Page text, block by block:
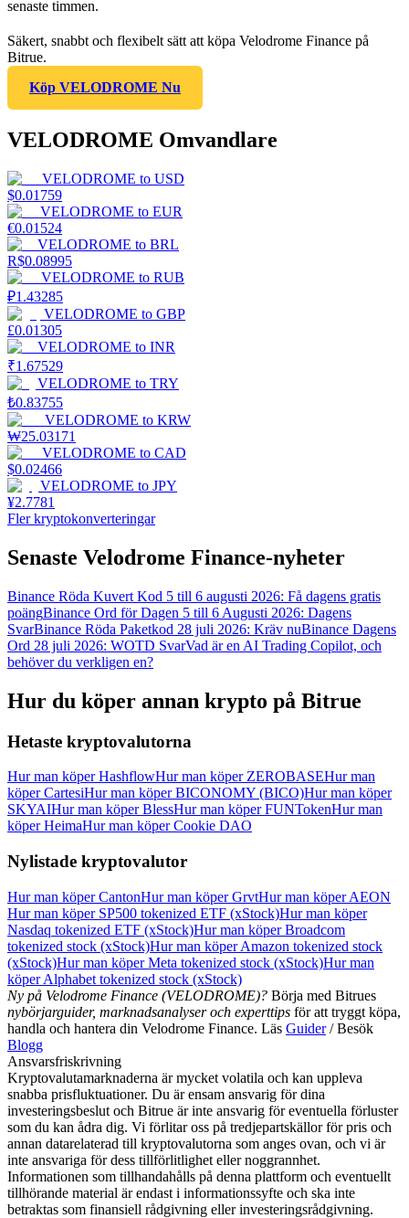
senaste timmen.
Säkert, snabbt och flexibelt sätt att köpa Velodrome Finance på
Bitrue.
Köp VELODROME Nu
VELODROME Omvandlare
VELODROME to USD
$0.01759
VELODROME to EUR
€0.01524
VELODROME to BRL
R$0.08995
VELODROME to RUB
₽1.43285
VELODROME to GBP
£0.01305
VELODROME to INR
₹1.67529
VELODROME to TRY
₺0.83755
VELODROME to KRW
₩25.03171
VELODROME to CAD
$0.02466
VELODROME to JPY
¥2.7781
Fler kryptokonverteringar
Senaste Velodrome Finance-nyheter
Binance Röda Kuvert Kod 5 till 6 augusti 2026: Få dagens gratis
poängBinance Ord för Dagen 5 till 6 Augusti 2026: Dagens
SvarBinance Röda Paketkod 28 juli 2026: Kräv nuBinance Dagens
Ord 28 juli 2026: WOTD SvarVad är en AI Trading Copilot, och
behöver du verkligen en?
Hur du köper annan krypto på Bitrue
Hetaste kryptovalutorna
Hur man köper HashflowHur man köper ZEROBASEHur man
köper CartesiHur man köper BICONOMY (BICO)Hur man köper
SKYAIHur man köper BlessHur man köper FUNTokenHur man
köper HeimaHur man köper Cookie DAO
Nylistade kryptovalutor
Hur man köper CantonHur man köper GrvtHur man köper AEON
Hur man köper SP500 tokenized ETF (xStock)Hur man köper
Nasdaq tokenized ETF (xStock)Hur man köper Broadcom
tokenized stock (xStock)Hur man köper Amazon tokenized stock
(xStock)Hur man köper Meta tokenized stock (xStock)Hur man
köper Alphabet tokenized stock (xStock)
Ny på Velodrome Finance (VELODROME)? Börja med Bitrues
nybörjarguider, marknadsanalyser och experttips för att tryggt köpa,
handla och hantera din Velodrome Finance. Läs Guider/ Besök
Blogg
Ansvarsfriskrivning
Kryptovalutamarknaderna är mycket volatila och kan uppleva
snabba prisfluktuationer. Du är ensam ansvarig för dina
investeringsbeslut och Bitrue är inte ansvarig för eventuella förluster
som du kan ådra dig. Vi förlitar oss på tredjepartskällor för pris och
annan datarelaterad till kryptovalutorna som anges ovan, och vi är
inte ansvariga för dess tillförlitlighet eller noggrannhet.
Informationen som tillhandahålls på denna plattform och eventuellt
tillhörande material är endast i informationssyfte och ska inte
betraktas som finansiell rådgivning eller investeringsrådgivning.